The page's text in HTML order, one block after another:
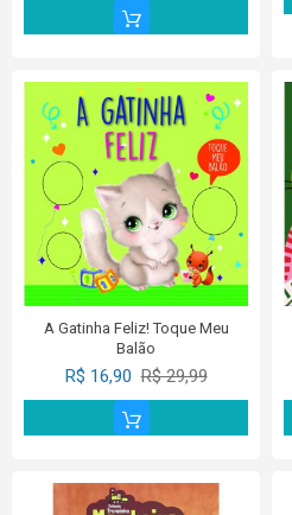
A Gatinha Feliz! Toque Meu
Balão
R$ 16,90 R$ 29,99